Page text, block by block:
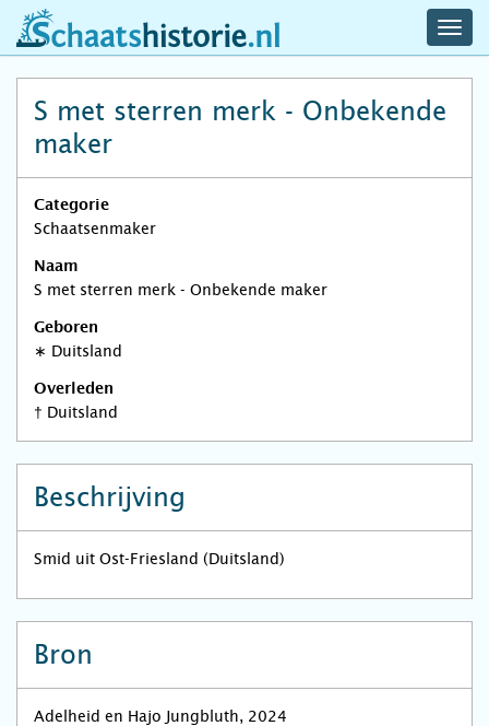
schaatshistorie.nl
S met sterren merk - Onbekende
maker
Categorie
Schaatsenmaker
Naam
S met sterren merk - Onbekende maker
Geboren
∗ Duitsland
Overleden
† Duitsland
Beschrijving
Smid uit Ost-Friesland (Duitsland)
Bron
Adelheid en Hajo Jungbluth, 2024